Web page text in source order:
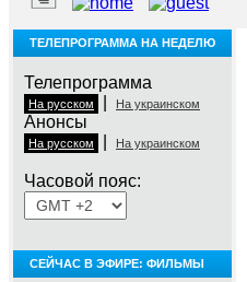
ТЕЛЕПРОГРАММА НА НЕДЕЛЮ
Телепрограмма
На русском На украинском
Анонсы
На русском На украинском
Часовой пояс:
СЕЙЧАС В ЭФИРЕ: ФИЛЬМЫ